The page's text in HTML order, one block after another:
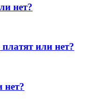
нет?
или нет?
нет?